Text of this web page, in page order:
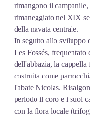
rimangono il campanile,
rimaneggiato nel XIX
della navata centrale.
In seguito allo sviluppo
Les Fossés, frequentato
dell'abbazia, la cappella
costruita come
l'abate Nicolas.
periodo il coro e i suoi
con la flora locale